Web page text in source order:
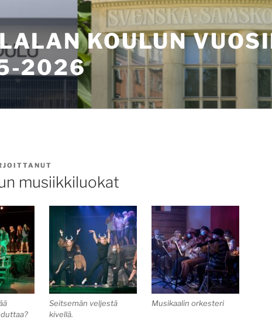
KOULUN
2026
musiikkiluokat
Seitsemän veljestä
kivellä.
Musikaalin orkesteri